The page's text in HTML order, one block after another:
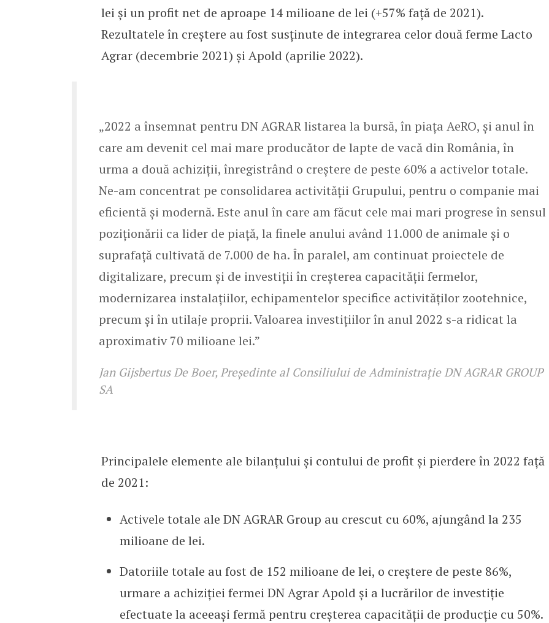
lei și un profit net de aproape 14 milioane de lei (+57% față de 2021).
Rezultatele în creștere au fost susținute de integrarea celor două ferme Lacto
Agrar (decembrie 2021) și Apold (aprilie 2022).
„2022 a însemnat pentru DN AGRAR listarea la bursă, în piața AeRO, și anul în
care am devenit cel mai mare producător de lapte de vacă din România, în
urma a două achiziții, înregistrând o creștere de peste 60% a activelor totale.
Ne-am concentrat pe consolidarea activității Grupului, pentru o companie mai
eficientă și modernă. Este anul în care am făcut cele mai mari progrese în sensul
poziționării ca lider de piață, la finele anului având 11.000 de animale și o
suprafață cultivată de 7.000 de ha. În paralel, am continuat proiectele de
digitalizare, precum și de investiții în creșterea capacității fermelor,
modernizarea instalațiilor, echipamentelor specifice activităților zootehnice,
precum și în utilaje proprii. Valoarea investițiilor în anul 2022 s-a ridicat la
aproximativ 70 milioane lei.”
Jan Gijsbertus De Boer, Președinte al Consiliului de Administrație DN AGRAR GROUP
SA
Principalele elemente ale bilanțului și contului de profit și pierdere în 2022 față
de 2021:
Activele totale ale DN AGRAR Group au crescut cu 60%, ajungând la 235
milioane de lei.
Datoriile totale au fost de 152 milioane de lei, o creștere de peste 86%,
urmare a achiziției fermei DN Agrar Apold și a lucrărilor de investiție
efectuate la aceeași fermă pentru creșterea capacității de producție cu 50%.